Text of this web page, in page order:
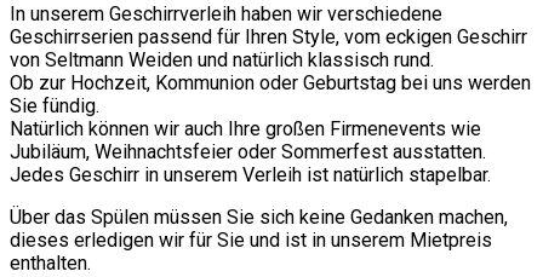
In unserem Geschirrverleih haben wir verschiedene
Geschirrserien passend für Ihren Style, vom eckigen Geschirr
von Seltmann Weiden und natürlich klassisch rund.
Ob zur Hochzeit, Kommunion oder Geburtstag bei uns werden
Sie fündig.
Natürlich können wir auch Ihre großen Firmenevents wie
Jubiläum, Weihnachtsfeier oder Sommerfest ausstatten.
Jedes Geschirr in unserem Verleih ist natürlich stapelbar.
Über das Spülen müssen Sie sich keine Gedanken machen,
dieses erledigen wir für Sie und ist in unserem Mietpreis
enthalten.